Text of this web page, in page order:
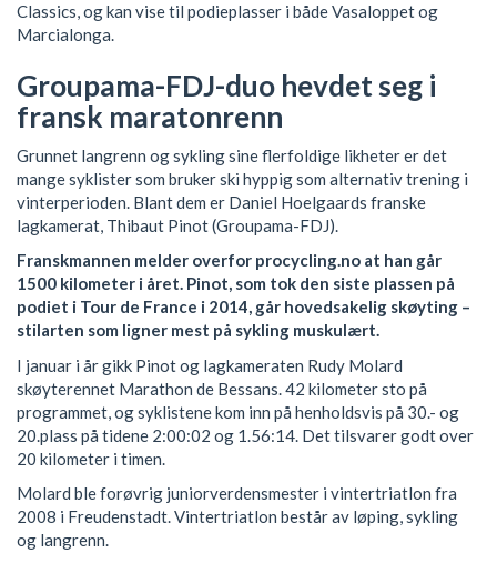
Classics, og kan vise til podieplasser i både Vasaloppet og
Marcialonga.
Groupama-FDJ-duo hevdet seg i
fransk maratonrenn
Grunnet langrenn og sykling sine flerfoldige likheter er det
mange syklister som bruker ski hyppig som alternativ trening i
vinterperioden. Blant dem er Daniel Hoelgaards franske
lagkamerat, Thibaut Pinot (Groupama-FDJ).
Franskmannen melder overfor procycling.no at han går
1500 kilometer i året. Pinot, som tok den siste plassen på
podiet i Tour de France i 2014, går hovedsakelig skøyting –
stilarten som ligner mest på sykling muskulært.
I januar i år gikk Pinot og lagkameraten Rudy Molard
skøyterennet Marathon de Bessans. 42 kilometer sto på
programmet, og syklistene kom inn på henholdsvis på 30.- og
20.plass på tidene 2:00:02 og 1.56:14. Det tilsvarer godt over
20 kilometer i timen.
Molard ble forøvrig juniorverdensmester i vintertriatlon fra
2008 i Freudenstadt. Vintertriatlon består av løping, sykling
og langrenn.